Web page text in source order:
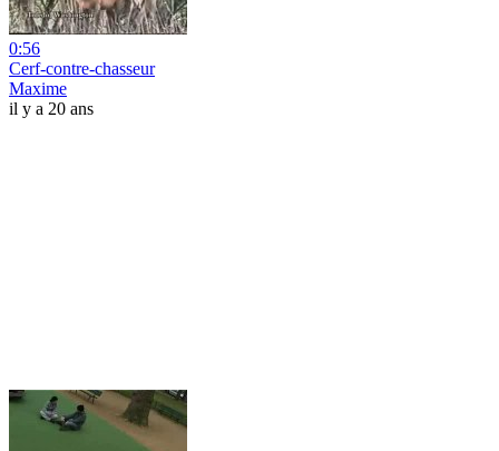
0:56
Cerf-contre-chasseur
Maxime
il y a 20 ans